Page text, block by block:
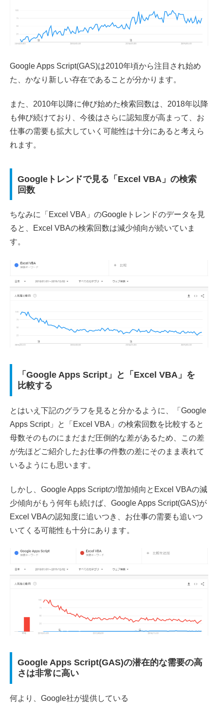
Google Apps Script(GAS)は2010年頃から注目され始め
た、かなり新しい存在であることが分かります。
また、2010年以降に伸び始めた検索回数は、2018年以降
も伸び続けており、今後はさらに認知度が高まって、お
仕事の需要も拡大していく可能性は十分にあると考えら
れます。
Googleトレンドで見る「Excel VBA」の検索
回数
ちなみに「Excel VBA」のGoogleトレンドのデータを見
ると、Excel VBAの検索回数は減少傾向が続いていま
す。
「Google Apps Script」と「Excel VBA」を
比較する
とはいえ下記のグラフを見ると分かるように、「Google
Apps Script」と「Excel VBA」の検索回数を比較すると
母数そのものにまだまだ圧倒的な差があるため、この差
が先ほどご紹介したお仕事の件数の差にそのまま表れて
いるようにも思います。
しかし、Google Apps Scriptの増加傾向とExcel VBAの減
少傾向がもう何年も続けば、Google Apps Script(GAS)が
Excel VBAの認知度に追いつき、お仕事の需要も追いつ
いてくる可能性も十分にあります。
Google Apps Script(GAS)の潜在的な需要の高
さは非常に高い
何より、Google社が提供している